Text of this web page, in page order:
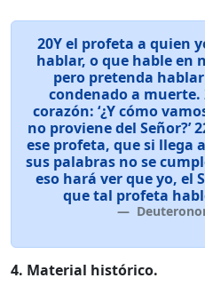
20Y el profeta a quien
hablar, o que hable en
pero pretenda
condenado a muerte.
corazón: ‘¿Y cómo
no proviene del Señor?’
ese profeta, que si llega
sus palabras no se
eso hará ver que yo, el
que tal profeta
4. Material histórico.